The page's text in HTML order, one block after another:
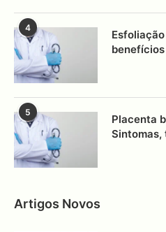
4
5
Placenta
Sintomas,
Artigos Novos